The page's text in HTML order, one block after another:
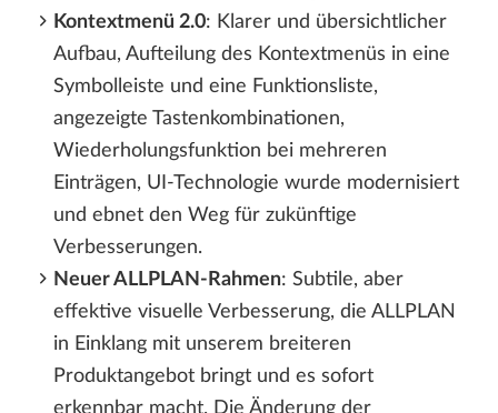
Kontextmenü 2.0: Klarer und übersichtlicher
Aufbau, Aufteilung des Kontextmenüs in eine
Symbolleiste und eine Funktionsliste,
angezeigte Tastenkombinationen,
Wiederholungsfunktion bei mehreren
Einträgen, UI-Technologie wurde modernisiert
und ebnet den Weg für zukünftige
Verbesserungen.
Neuer ALLPLAN-Rahmen: Subtile, aber
effektive visuelle Verbesserung, die ALLPLAN
in Einklang mit unserem breiteren
Produktangebot bringt und es sofort
erkennbar macht. Die Änderung der